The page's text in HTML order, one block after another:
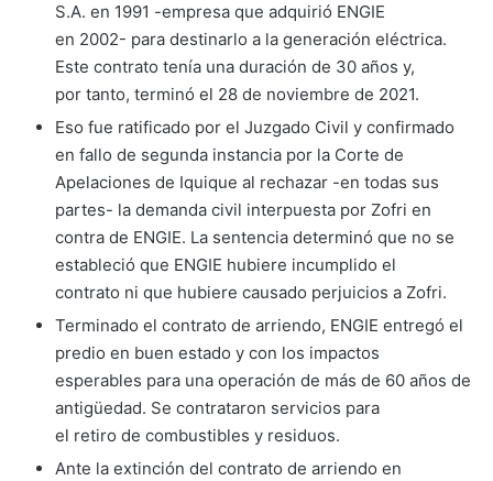
S.A. en 1991 -empresa que adquirió ENGIE
en 2002- para destinarlo a la generación eléctrica.
Este contrato tenía una duración de 30 años y,
por tanto, terminó el 28 de noviembre de 2021.
Eso fue ratificado por el Juzgado Civil y confirmado
en fallo de segunda instancia por la Corte de
Apelaciones de Iquique al rechazar -en todas sus
partes- la demanda civil interpuesta por Zofri en
contra de ENGIE. La sentencia determinó que no se
estableció que ENGIE hubiere incumplido el
contrato ni que hubiere causado perjuicios a Zofri.
Terminado el contrato de arriendo, ENGIE entregó el
predio en buen estado y con los impactos
esperables para una operación de más de 60 años de
antigüedad. Se contrataron servicios para
el retiro de combustibles y residuos.
Ante la extinción del contrato de arriendo en